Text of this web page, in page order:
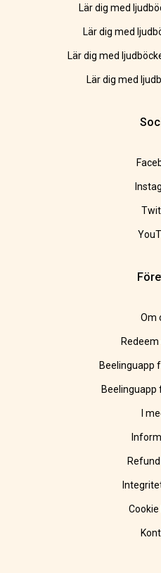
Lär dig med
Lär dig med
Lär dig med
Lär dig med
Om
Beelinguapp
Beelinguapp
I
Cookie